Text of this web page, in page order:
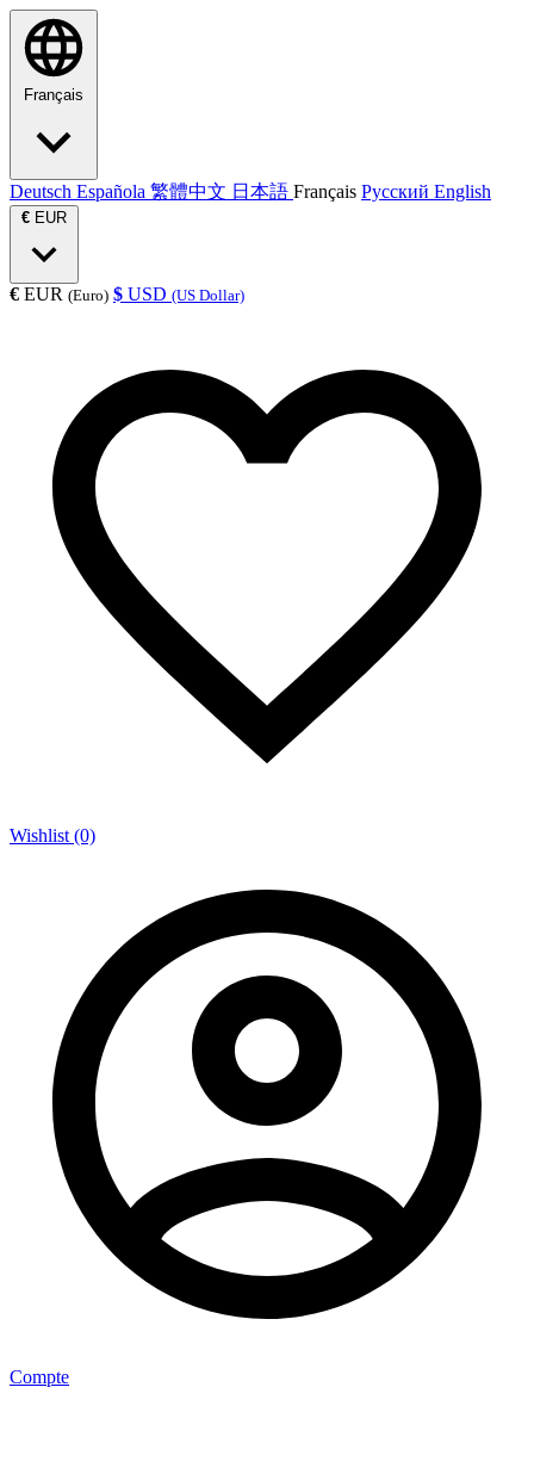
Français
Deutsch Española 繁體中文 日本語 Français Русский English
€ EUR
€ EUR (Euro) $ USD (US Dollar)
Wishlist (0)
Compte